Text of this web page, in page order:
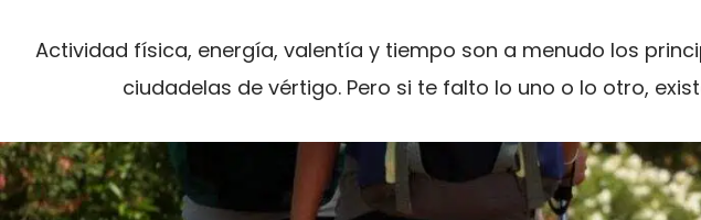
Actividad física, energía, valentía y tiempo son a menudo los
ciudadelas de vértigo. Pero si te falto lo uno o lo otro,